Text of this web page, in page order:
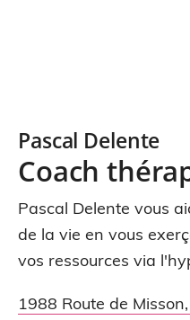
Pascal Delente
Coach
Pascal Delente vous
de la vie en vous
vos ressources via
1988 Route de Misson,